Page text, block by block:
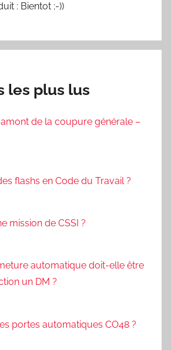
: Bientot ;-))
les plus lus
de la coupure générale –
flashs en Code du Travail ?
mission de CSSI ?
automatique doit-elle être
un DM ?
portes automatiques CO48 ?